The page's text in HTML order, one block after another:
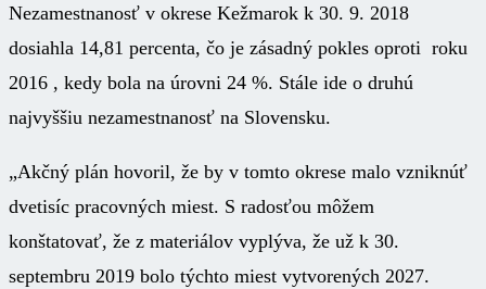
Nezamestnanosť v okrese Kežmarok k 30. 9. 2018
dosiahla 14,81 percenta, čo je zásadný pokles oproti roku
2016 , kedy bola na úrovni 24 %. Stále ide o druhú
najvyššiu nezamestnanosť na Slovensku.
„Akčný plán hovoril, že by v tomto okrese malo vzniknúť
dvetisíc pracovných miest. S radosťou môžem
konštatovať, že z materiálov vyplýva, že už k 30.
septembru 2019 bolo týchto miest vytvorených 2027.